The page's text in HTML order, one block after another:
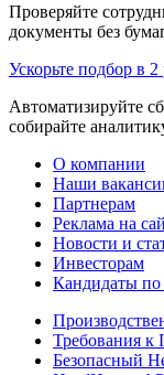
Проверяйте
документы без
Ускорьте подбор в 2
Автоматизируйте
собирайте
О компании
Наши
Партнерам
Реклама на
Новости и
Инвесторам
Кандидаты по
Требования к
Безопасный